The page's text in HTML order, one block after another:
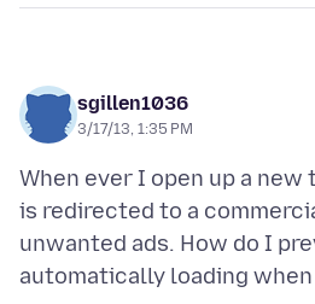
sgillen1036
3/17/13, 1:35 PM
When ever I open up a
is redirected to a
unwanted ads. How do I